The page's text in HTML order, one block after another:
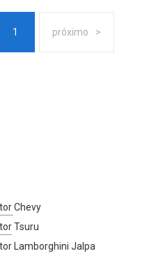
1 próximo
Chevy
Tsuru
Lamborghini Jalpa